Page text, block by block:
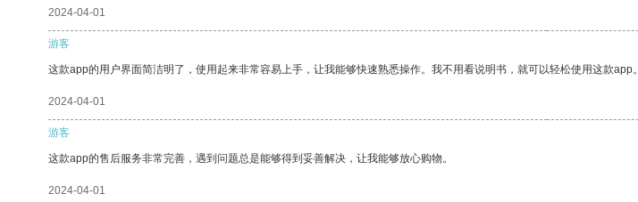
2024-04-01
游客
这款app的用户界面简洁明了，使用起来非常容易上手，让我能够快速熟悉操作。我不用看说明书，就可以轻松使用这款app。
2024-04-01
游客
这款app的售后服务非常完善，遇到问题总是能够得到妥善解决，让我能够放心购物。
2024-04-01